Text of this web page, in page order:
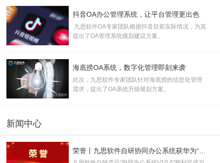
抖音OA办公管理系统，让平台管理更出色
九思软件OA专家团队根据抖音目前实际情况，为其
提出了OA管理系统规划建议方案。
海底捞OA系统，数字化管理即刻来袭
此次，九思软件专家团队针对海底捞的信息化管理
需求，提出了OA系统升级规划方案。
新闻中心